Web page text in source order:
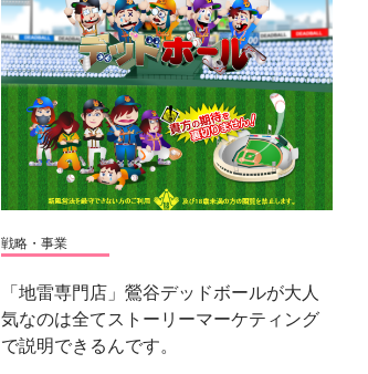
戦略・事業
「地雷専門店」鶯谷デッドボールが大人
気なのは全てストーリーマーケティング
で説明できるんです。